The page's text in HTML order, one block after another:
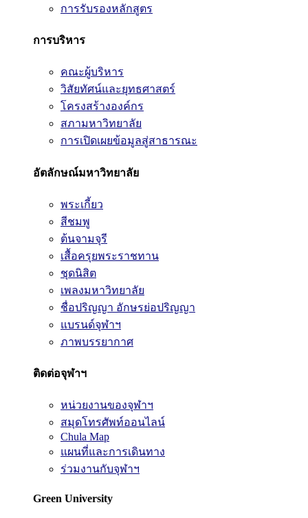
การรับรองหลักสูตร
การบริหาร
คณะผู้บริหาร
วิสัยทัศน์และยุทธศาสตร์
โครงสร้างองค์กร
สภามหาวิทยาลัย
การเปิดเผยข้อมูลสู่สาธารณะ
อัตลักษณ์มหาวิทยาลัย
พระเกี้ยว
สีชมพู
ต้นจามจุรี
เสื้อครุยพระราชทาน
ชุดนิสิต
เพลงมหาวิทยาลัย
ชื่อปริญญา อักษรย่อปริญญา
แบรนด์จุฬาฯ
ภาพบรรยากาศ
ติดต่อจุฬาฯ
หน่วยงานของจุฬาฯ
สมุดโทรศัพท์ออนไลน์
Chula Map
แผนที่และการเดินทาง
ร่วมงานกับจุฬาฯ
Green University